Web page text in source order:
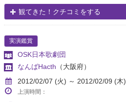
観てきた！クチコミをする
実演鑑賞
OSK日本歌劇団
なんばHacth （大阪府）
2012/02/07 (火) ～ 2012/02/09 (木)
上演時間：